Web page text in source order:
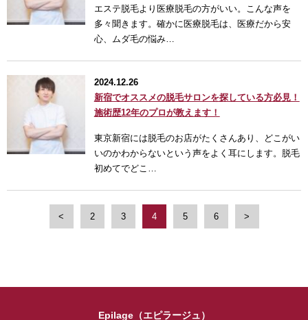
エステ脱毛より医療脱毛の方がいい。こんな声を
多々聞きます。確かに医療脱毛は、医療だから安
心、ムダ毛の悩み…
2024.12.26
新宿でオススメの脱毛サロンを探している方必見！
施術歴12年のプロが教えます！
東京新宿には脱毛のお店がたくさんあり、どこがい
いのかわからないという声をよく耳にします。脱毛
初めてでどこ…
< 2 3 4 5 6 >
Epilage（エピラージュ）